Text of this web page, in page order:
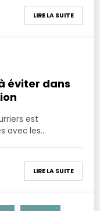
LIRE LA SUITE
éviter dans
est
avec les…
LIRE LA SUITE